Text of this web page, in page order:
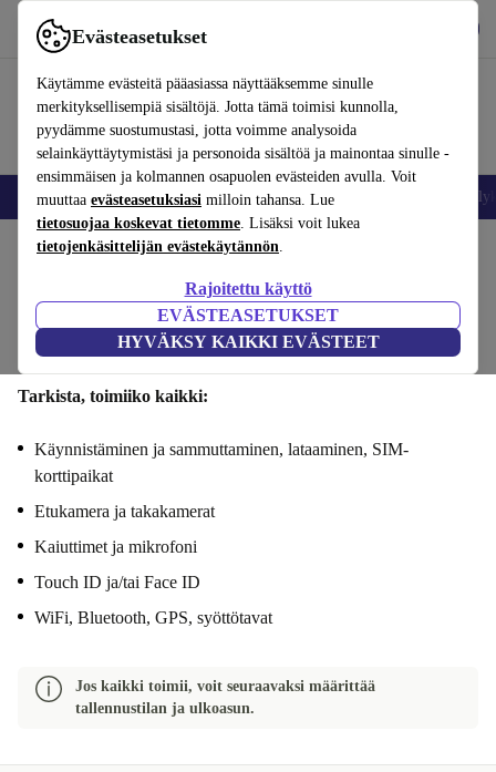
Evästeasetukset
Käytämme evästeitä pääasiassa näyttääksemme sinulle
merkityksellisempiä sisältöjä. Jotta tämä toimisi kunnolla,
pyydämme suostumustasi, jotta voimme analysoida
selainkäyttäytymistäsi ja personoida sisältöä ja mainontaa sinulle -
ensimmäisen ja kolmannen osapuolen evästeiden avulla. Voit
muuttaa evästeasetuksiasi milloin tahansa. Lue
tietosuojaa koskevat tietomme. Lisäksi voit lukea
tietojenkäsittelijän evästekäytännön.
Rajoitettu käyttö
EVÄSTEASETUKSET
HYVÄKSY KAIKKI EVÄSTEET
Käytä refurbed-palvelua nopeasti ja helposti
Matkapuhelimet ja älypuhelimet Kannettavat tietokoneet
Vaiheet 1/4
Toiminnallisuus Tekniset tiedot Tarjous Henkilötiedot
Tarkista, toimiiko kaikki:
Käynnistäminen ja sammuttaminen, lataaminen, SIM-
korttipaikat
Etukamera ja takakamerat
Kaiuttimet ja mikrofoni
Touch ID ja/tai Face ID
WiFi, Bluetooth, GPS, syöttötavat
Jos kaikki toimii, voit seuraavaksi määrittää
tallennustilan ja ulkoasun.